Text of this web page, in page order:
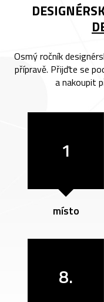
Osmý ročník
přípravě. Přijďte se
a nakoupit
1
místo
8.